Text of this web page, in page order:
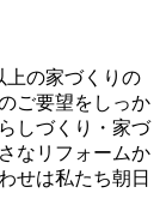
上の家づくりの
ご要望をしっか
しづくり・家づ
なリフォームか
せは私たち朝日